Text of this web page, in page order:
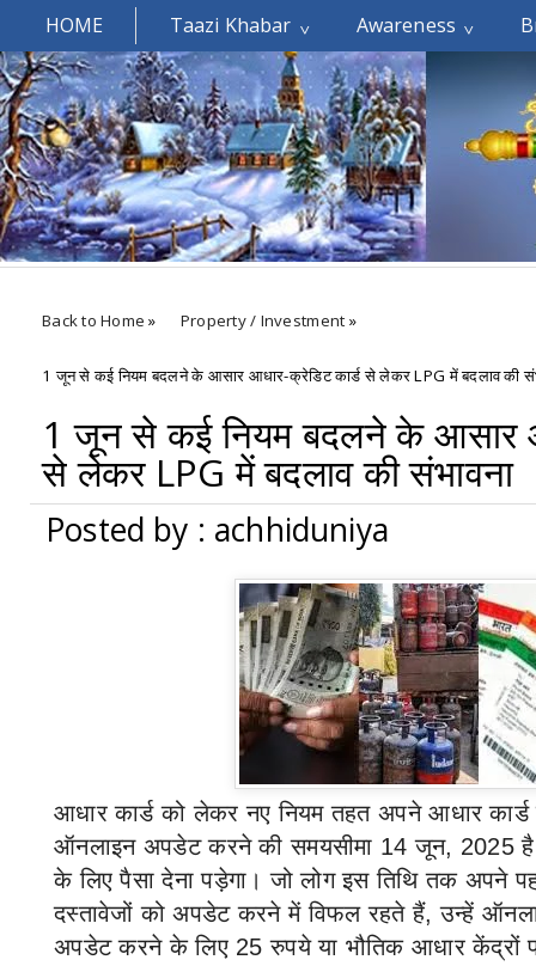
HOME Taazi Khabar Awareness
Welcomes You.....
Back to Home » Property / Investment »
1 जून से कई नियम बदलने के आसार आधार-क्रेडिट कार्ड से लेकर LPG में बदलाव की
1 जून से कई नियम बदलने के आसार
से लेकर LPG में बदलाव की संभावना
Posted by : achhiduniya
आधार कार्ड को लेकर नए नियमतहतअपने आधार कार्ड
ऑनलाइन अपडेट करने की समयसीमा 14जून, 2025
के लिए पैसा देना पड़ेगा। जो लोग इस तिथि तक अपने
दस्तावेजों को अपडेट करने में विफल रहते हैं,उन्हें
अपडेट करने के लिए 25रुपये या भौतिक आधार केंद्रों